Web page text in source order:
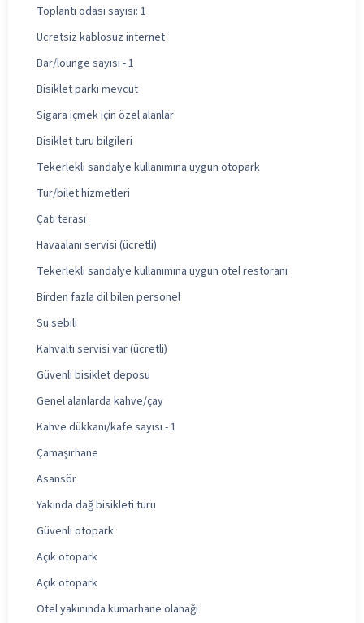
Toplantı odası sayısı: 1
Ücretsiz kablosuz internet
Bar/lounge sayısı - 1
Bisiklet parkı mevcut
Sigara içmek için özel alanlar
Bisiklet turu bilgileri
Tekerlekli sandalye kullanımına uygun otopark
Tur/bilet hizmetleri
Çatı terası
Havaalanı servisi (ücretli)
Tekerlekli sandalye kullanımına uygun otel restoranı
Birden fazla dil bilen personel
Su sebili
Kahvaltı servisi var (ücretli)
Güvenli bisiklet deposu
Genel alanlarda kahve/çay
Kahve dükkanı/kafe sayısı - 1
Çamaşırhane
Asansör
Yakında dağ bisikleti turu
Güvenli otopark
Açık otopark
Açık otopark
Otel yakınında kumarhane olanağı